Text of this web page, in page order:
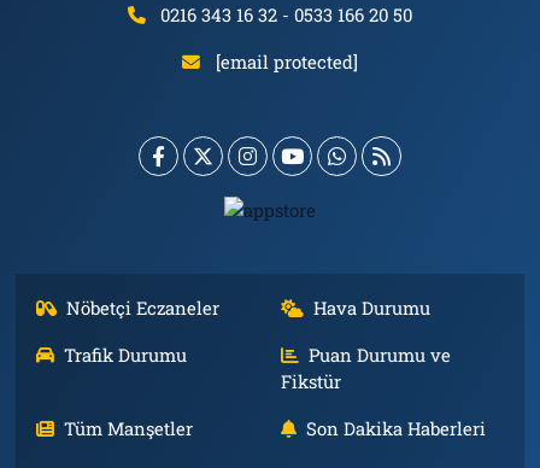
0216 343 16 32 - 0533 166 20 50
[email protected]
Nöbetçi Eczaneler
Hava Durumu
Trafik Durumu
Puan Durumu ve
Fikstür
Tüm Manşetler
Son Dakika Haberleri